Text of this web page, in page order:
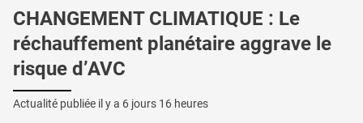
CHANGEMENT CLIMATIQUE : Le
réchauffement planétaire aggrave le
risque d’AVC
Actualité publiée il y a 6 jours 16 heures